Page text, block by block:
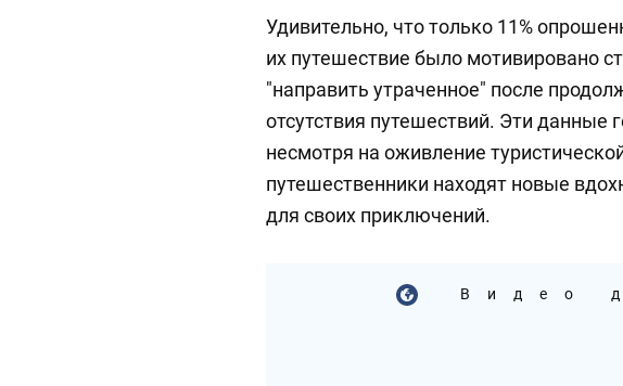
Удивительно, что только 11%
их путешествие было мотивировано
"направить утраченное" после
отсутствия путешествий. Эти данные
несмотря на оживление
путешественники находят новые
для своих приключений.
Видео